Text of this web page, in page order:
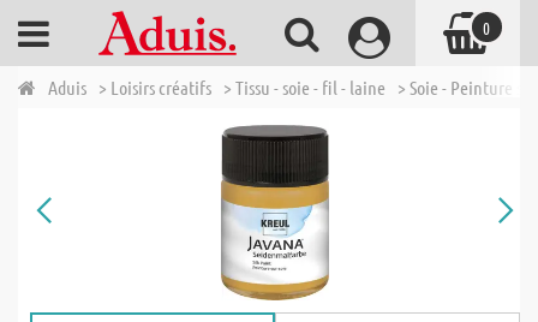
Aduis > Loisirs créatifs > Tissu - soie - fil - laine > Soie - Peinture
0